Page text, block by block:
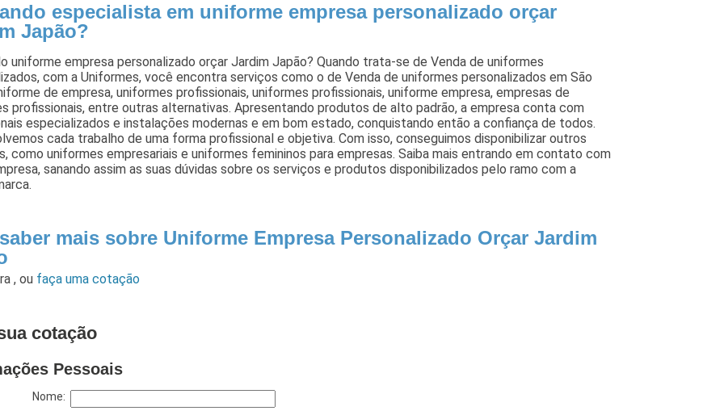
especialista em uniforme empresa personalizado orçar
Japão?
uniforme empresa personalizado orçar Jardim Japão? Quando trata-se de Venda de uniformes
com a Uniformes, você encontra serviços como o de Venda de uniformes personalizados em São
de empresa, uniformes profissionais, uniformes profissionais, uniforme empresa, empresas de
profissionais, entre outras alternativas. Apresentando produtos de alto padrão, a empresa conta com
especializados e instalações modernas e em bom estado, conquistando então a confiança de todos.
cada trabalho de uma forma profissional e objetiva. Com isso, conseguimos disponibilizar outros
como uniformes empresariais e uniformes femininos para empresas. Saiba mais entrando em contato com
sanando assim as suas dúvidas sobre os serviços e produtos disponibilizados pelo ramo com a
mais sobre Uniforme Empresa Personalizado Orçar Jardim
,ou faça uma cotação
cotação
Pessoais
Nome: